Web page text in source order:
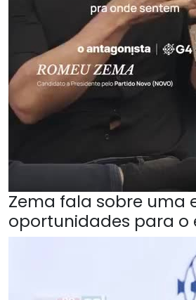
Zema fala sobre uma
oportunidades para o